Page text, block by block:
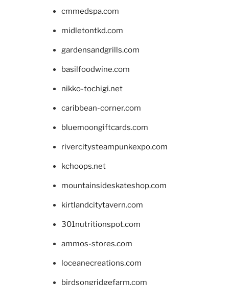
cmmedspa.com
midletontkd.com
gardensandgrills.com
basilfoodwine.com
nikko-tochigi.net
caribbean-corner.com
bluemoongiftcards.com
rivercitysteampunkexpo.com
kchoops.net
mountainsideskateshop.com
kirtlandcitytavern.com
301nutritionspot.com
ammos-stores.com
loceanecreations.com
birdsongridgefarm.com